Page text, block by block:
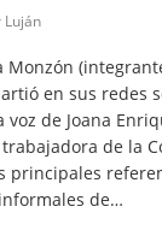
Luján
Monzón
en sus redes
de Joana
de la
principales
de…